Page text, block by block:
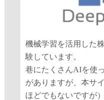
機械学習を活用した
験しています。
巷にたくさんAIを使
がありますが、本サ
ほどでもないですが